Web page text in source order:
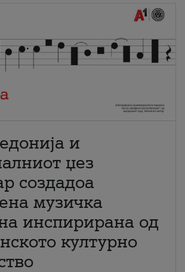
и
џез
создадоа
музичка
инспирирана од
културно